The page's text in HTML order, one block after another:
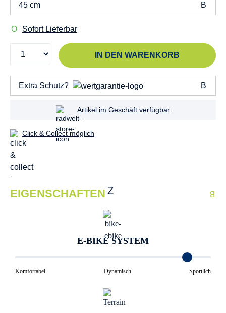
45 cm
Sofort Lieferbar
IN DEN WARENKORB
Extra Schutz?
Artikel im Geschäft verfügbar
Click & Collect möglich
EIGENSCHAFTEN
E-BIKE SYSTEM
Komfortabel Dynamisch Sportlich